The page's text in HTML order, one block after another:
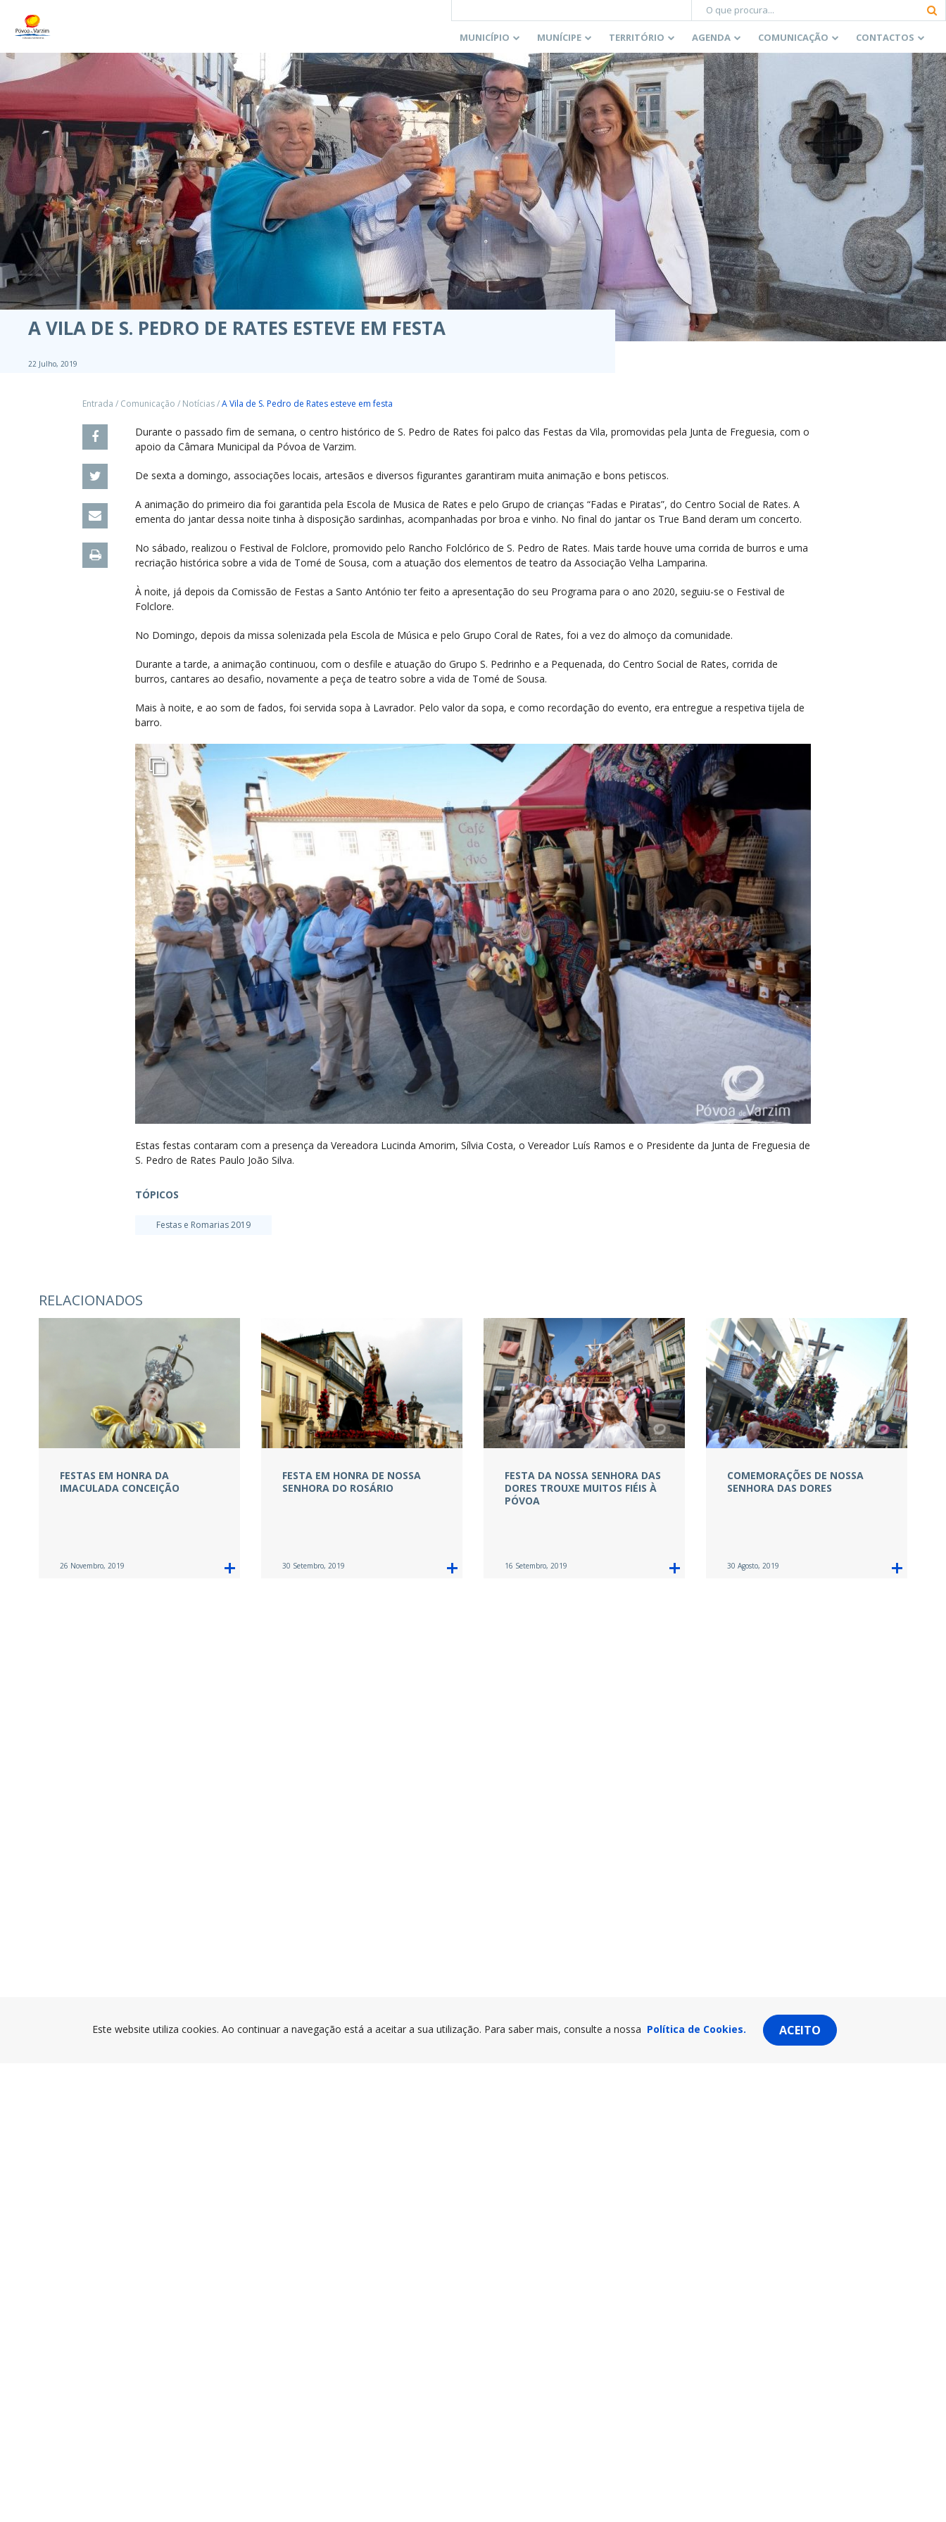
MUNICÍPIO MUNÍCIPE TERRITÓRIO AGENDA COMUNICAÇÃO CONTACTOS
A VILA DE S. PEDRO DE RATES ESTEVE EM FESTA
22 Julho, 2019
Entrada / Comunicação / Notícias/A Vila de S. Pedro de Rates esteve em festa
Durante o passado fim de semana, o centro histórico de S. Pedro de Rates foi palco das Festas da Vila, promovidas pela Junta de Freguesia, com o
apoio da Câmara Municipal da Póvoa de Varzim.
De sexta a domingo, associações locais, artesãos e diversos figurantes garantiram muita animação e bons petiscos.
A animação do primeiro dia foi garantida pela Escola de Musica de Rates e pelo Grupo de crianças “Fadas e Piratas”, do Centro Social de Rates. A
ementa do jantar dessa noite tinha à disposição sardinhas, acompanhadas por broa e vinho. No final do jantar os True Band deram um concerto.
No sábado, realizou o Festival de Folclore, promovido pelo Rancho Folclórico de S. Pedro de Rates. Mais tarde houve uma corrida de burros e uma
recriação histórica sobre a vida de Tomé de Sousa, com a atuação dos elementos de teatro da Associação Velha Lamparina.
À noite, já depois da Comissão de Festas a Santo António ter feito a apresentação do seu Programa para o ano 2020, seguiu-se o Festival de
Folclore.
No Domingo, depois da missa solenizada pela Escola de Música e pelo Grupo Coral de Rates, foi a vez do almoço da comunidade.
Durante a tarde, a animação continuou, com o desfile e atuação do Grupo S. Pedrinho e a Pequenada, do Centro Social de Rates, corrida de
burros, cantares ao desafio, novamente a peça de teatro sobre a vida de Tomé de Sousa.
Mais à noite, e ao som de fados, foi servida sopa à Lavrador. Pelo valor da sopa, e como recordação do evento, era entregue a respetiva tijela de
barro.
Estas festas contaram com a presença da Vereadora Lucinda Amorim, Sílvia Costa, o Vereador Luís Ramos e o Presidente da Junta de Freguesia de
S. Pedro de Rates Paulo João Silva.
TÓPICOS
Festas e Romarias 2019
RELACIONADOS
FESTAS EM HONRA DA
IMACULADA CONCEIÇÃO
26 Novembro, 2019
FESTA EM HONRA DE NOSSA
SENHORA DO ROSÁRIO
30 Setembro, 2019
FESTA DA NOSSA SENHORA DAS
DORES TROUXE MUITOS FIÉIS À
PÓVOA
16 Setembro, 2019
COMEMORAÇÕES DE NOSSA
SENHORA DAS DORES
30 Agosto, 2019
Este website utiliza cookies. Ao continuar a navegação está a aceitar a sua utilização. Para saber mais, consulte a nossa Política de Cookies. ACEITO